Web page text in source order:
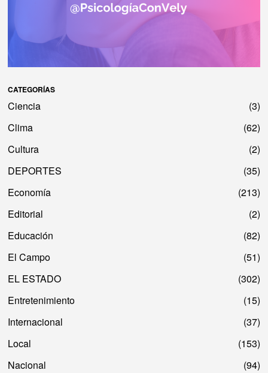
CATEGORÍAS
Ciencia
3
Clima
62
Cultura
2
DEPORTES
35
Economía
213
Editorial
2
Educación
82
El Campo
51
EL ESTADO
302
Entretenimiento
15
Internacional
37
Local
153
Nacional
94